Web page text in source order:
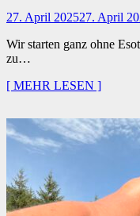
27. April 202527. April
Wir starten ganz ohne
zu…
[ MEHR LESEN ]